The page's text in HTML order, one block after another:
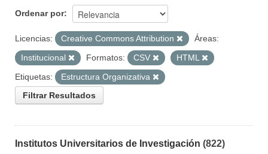
Ordenar por
Licencias: Creative Commons Attribution
Áreas:
Institucional
Formatos: CSV
HTML
Etiquetas:
Estructura Organizativa
Filtrar Resultados
Institutos Universitarios de Investigación (822)